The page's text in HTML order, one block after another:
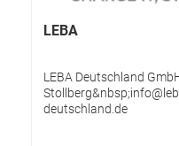
LEBA
LEBA Deutschland
deutschland.de